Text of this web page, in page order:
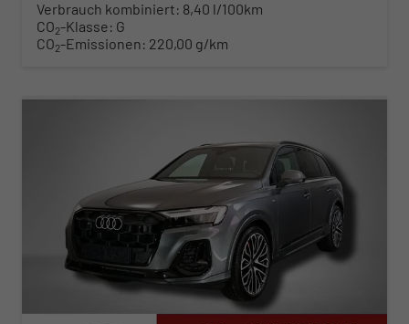
Verbrauch kombiniert: 8,40 l/100km
CO2-Klasse: G
CO2-Emissionen: 220,00 g/km